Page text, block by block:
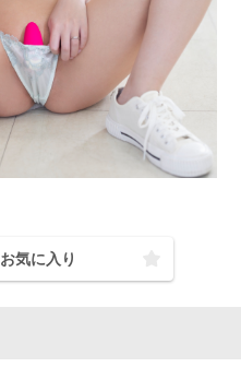
お気に入り